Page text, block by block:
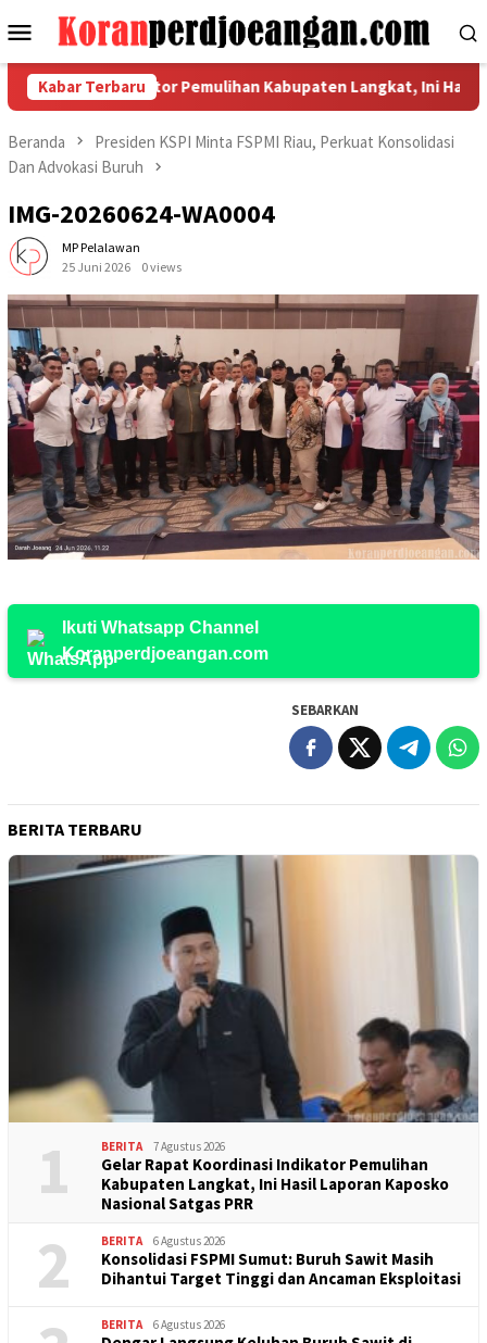
ke
Menu
Mobile
Kabar Terbaru
Indikator Pemulihan Kabupaten Langkat, Ini Hasil
Beranda
Presiden KSPI Minta FSPMI Riau, Perkuat Konsolidasi
Dan Advokasi Buruh
IMG-20260624-WA0004
MP Pelalawan
25 Juni 2026
0 views
Ikuti Whatsapp Channel
Koranperdjoeangan.com
SEBARKAN
BERITA TERBARU
1 BERITA 7 Agustus 2026
Gelar Rapat Koordinasi Indikator Pemulihan
Kabupaten Langkat, Ini Hasil Laporan Kaposko
Nasional Satgas PRR
2 BERITA 6 Agustus 2026
Konsolidasi FSPMI Sumut: Buruh Sawit Masih
Dihantui Target Tinggi dan Ancaman Eksploitasi
BERITA 6 Agustus 2026